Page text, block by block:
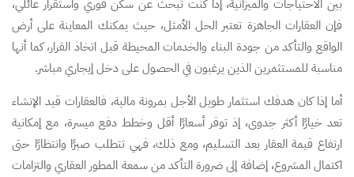
بين الاحتياجات والميزانية، إذا كنت تبحث عن سكن فوري واستقرار عائلي،
فإن العقارات الجاهزة تعتبر الحل الأمثل، حيث يمكنك المعاينة على أرض
الواقع والتأكد من جودة البناء والخدمات المحيطة قبل اتخاذ القرار، كما أنها
مناسبة للمستثمرين الذين يرغبون في الحصول على دخل إيجاري مباشر.
أما إذا كان هدفك استثمار طويل الأجل بمرونة مالية، فالعقارات قيد الإنشاء
تعد خيارًا أكثر جدوى، إذ توفر أسعارًا أقل وخطط دفع ميسرة، مع إمكانية
ارتفاع قيمة العقار بعد التسليم، ومع ذلك، فهي تتطلب صبرًا وانتظارًا حتى
اكتمال المشروع، إضافة إلى ضرورة التأكد من سمعة المطور العقاري والتزامات